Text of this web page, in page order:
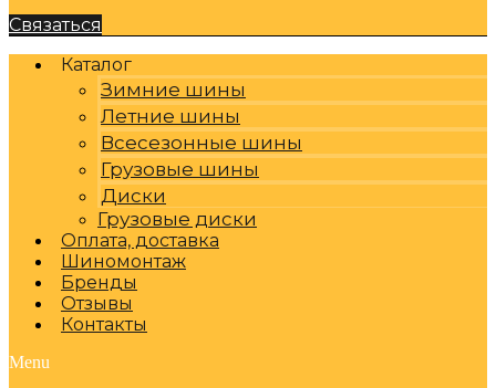
Связаться
Каталог
Зимние шины
Летние шины
Всесезонные шины
Грузовые шины
Диски
Грузовые диски
Оплата, доставка
Шиномонтаж
Бренды
Отзывы
Контакты
Menu